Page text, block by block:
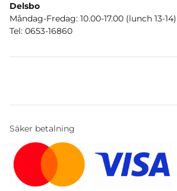
Delsbo
Måndag-Fredag: 10.00-17.00 (lunch 13-14)
Tel: 0653-16860
Säker betalning